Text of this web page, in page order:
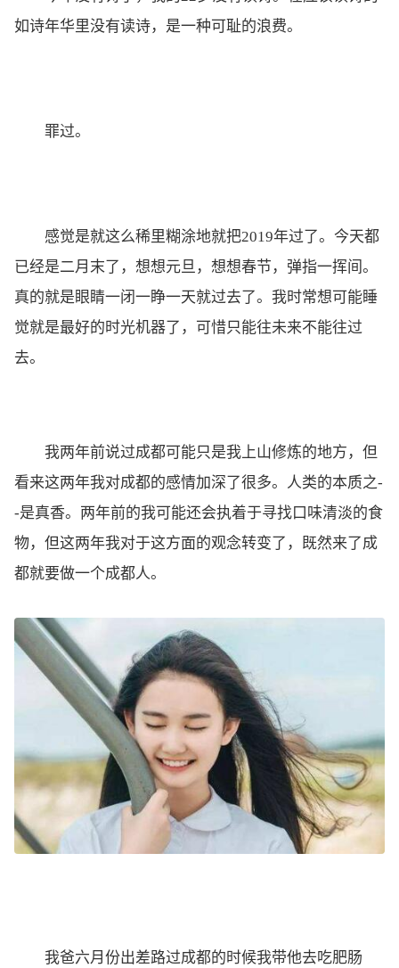
如诗年华里没有读诗，是一种可耻的浪费。
罪过。
感觉是就这么稀里糊涂地就把2019年过了。今天都
已经是二月末了，想想元旦，想想春节，弹指一挥间。
真的就是眼睛一闭一睁一天就过去了。我时常想可能睡
觉就是最好的时光机器了，可惜只能往未来不能往过
去。
我两年前说过成都可能只是我上山修炼的地方，但
看来这两年我对成都的感情加深了很多。人类的本质之-
-是真香。两年前的我可能还会执着于寻找口味清淡的食
物，但这两年我对于这方面的观念转变了，既然来了成
都就要做一个成都人。
我爸六月份出差路过成都的时候我带他去吃肥肠